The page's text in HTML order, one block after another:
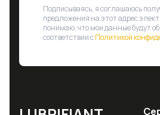
Подписываясь, я соглашаюсь
предложения на этот адрес
понимаю, что мои данные будут
соответствии сПолитикой